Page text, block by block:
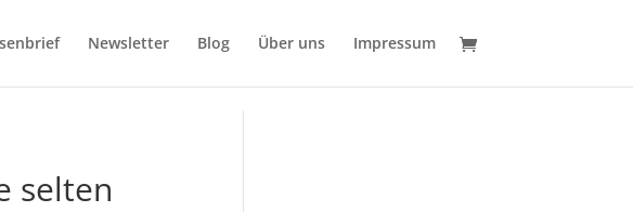
Newsletter Blog Über uns Impressum
selten